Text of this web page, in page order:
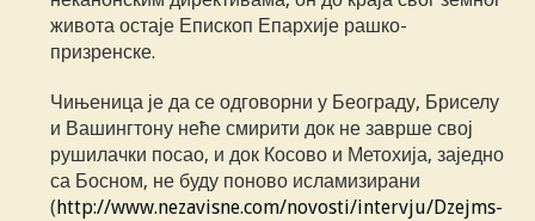
живота остаје Епископ Епархије рашко-
призренске.
Чињеница је да се одговорни у Београду, Бриселу
и Вашингтону неће смирити док не заврше свој
рушилачки посао, и док Косово и Метохија, заједно
са Босном, не буду поново исламизирани
( http://www.nezavisne.com/novosti/intervju/Dzejms-